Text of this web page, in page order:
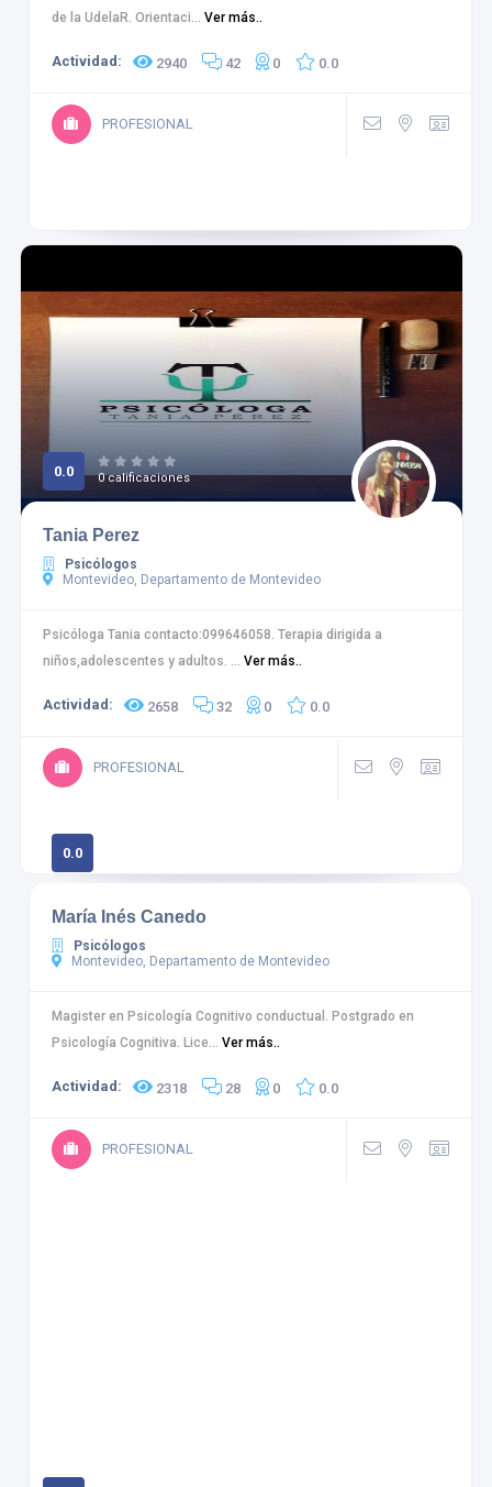
de la UdelaR. Orientaci... Ver más..
Actividad: 2940 42 0 0.0
PROFESIONAL
0.0 0 calificaciones
Tania Perez
Psicólogos
Montevideo, Departamento de Montevideo
Psicóloga Tania contacto:099646058. Terapia dirigida a
niños,adolescentes y adultos. ... Ver más..
Actividad: 2658 32 0 0.0
PROFESIONAL
0.0
María Inés Canedo
Psicólogos
Montevideo, Departamento de Montevideo
Magister en Psicología Cognitivo conductual. Postgrado en
Psicología Cognitiva. Lice... Ver más..
Actividad: 2318 28 0 0.0
PROFESIONAL